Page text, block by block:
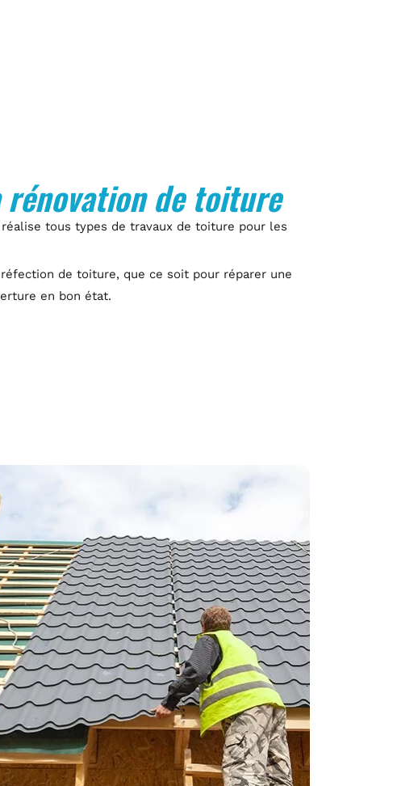
rénovation de toiture
tous types de travaux de toiture pour les
de toiture, que ce soit pour réparer une
en bon état.